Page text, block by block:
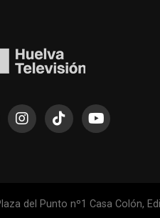
del Punto nº1 Casa Colón,